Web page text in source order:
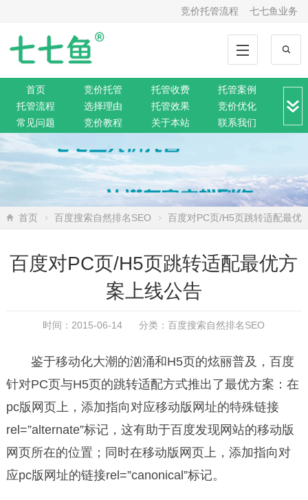
竞价托管流程 七七鱼业务
首页 竞价托管 托管收费
托管案例
托管流程
选择理由 托管效果
竞价优化
常见问题
竞价教程 关于本站
联系我们
竞价转化
网站托管
360托管 神马托管
微信托管
搜索资讯 网络营销
SEO排名
首页 百度搜索自然排名SEO
百度对PC页/H5页跳转适配最优
百度对PC页/H5页跳转适配最优方
案上线公告
时间：2015-06-14 分类：百度搜索自然排名SEO
鉴于移动化大潮的汹涌和H5页的炫丽普及，百度
针对PC页与H5页的跳转适配方式推出了最优方案：在
pc版网页上，添加指向对应移动版网址的特殊链接
rel=”alternate”标记，这有助于百度发现网站的移动版
网页所在的位置；同时在移动版网页上，添加指向对
应pc版网址的链接rel=”canonical”标记。